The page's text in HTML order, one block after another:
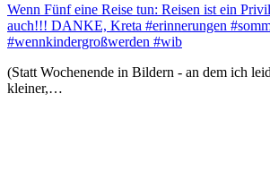
Wenn Fünf eine Reise tun: Reisen ist ein
auch!!! DANKE, Kreta #erinnerungen
#wennkindergroßwerden #wib
(Statt Wochenende in Bildern - an dem ich
kleiner,…